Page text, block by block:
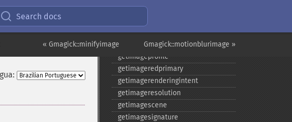
Search docs
Gmagick::motionblurimage »
« Gmagick::minifyimage
getimageinterlacescheme
getimagematte
getimagemattecolor
getimageprofile
getimageredprimary
getimagerenderingintent
getimageresolution
getimagescene
getimagesignature